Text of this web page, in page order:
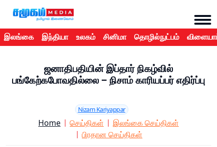
இலங்கை இந்தியா உலகம் சினிமா தொழில்நுட்பம்
ஜனாதிபதியின் இப்தார் நிகழ்வில்
பங்கேற்கபோவதில்லை – நிசாம் காரியப்பர் எதிர்ப்பு
Nizam Kariyappar
Home செய்திகள்
இலங்கை செய்திகள்
பிரதான செய்திகள்